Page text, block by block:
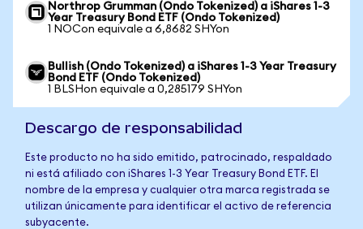
Northrop Grumman (Ondo Tokenized) a iShares 1-3
Year Treasury Bond ETF (Ondo Tokenized)
1 NOCon equivale a 6,8682 SHYon
Bullish (Ondo Tokenized) a iShares 1-3 Year Treasury
Bond ETF (Ondo Tokenized)
1 BLSHon equivale a 0,285179 SHYon
Descargo de responsabilidad
Este producto no ha sido emitido, patrocinado, respaldado
ni está afiliado con iShares 1-3 Year Treasury Bond ETF. El
nombre de la empresa y cualquier otra marca registrada se
utilizan únicamente para identificar el activo de referencia
subyacente.